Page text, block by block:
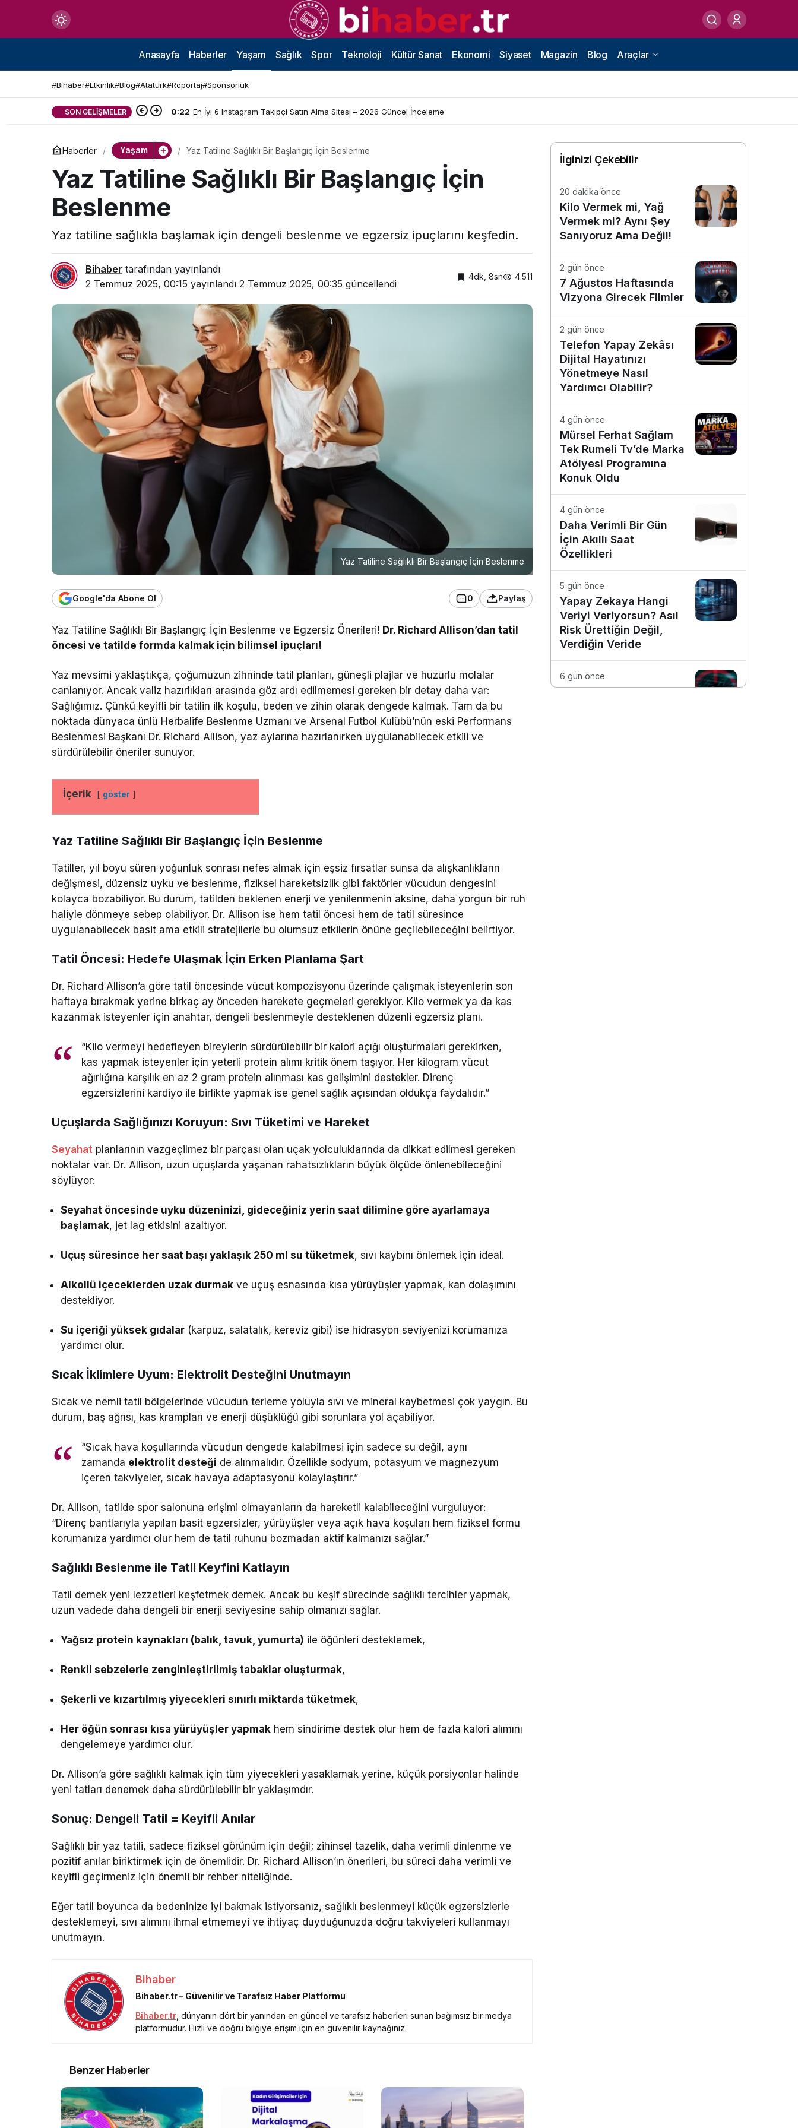
Mod
değiştir
Anasayfa Haberler Yaşam Sağlık Spor Teknoloji Kültür Sanat Ekonomi Siyaset Magazin Blog Araçlar
#Bihaber#Etkinlik#Blog#Atatürk#Röportaj#Sponsorluk
SON GELIŞMELER 0:22 En İyi 6 Instagram Takipçi Satın Alma Sitesi – 2026 Güncel İnceleme
Haberler Yaşam Yaz Tatiline Sağlıklı Bir Başlangıç İçin Beslenme
Yaz Tatiline Sağlıklı Bir Başlangıç İçin
Beslenme
Yaz tatiline sağlıkla başlamak için dengeli beslenme ve egzersiz ipuçlarını keşfedin.
Bihaber tarafından yayınlandı
2 Temmuz 2025, 00:15 yayınlandı 2 Temmuz 2025, 00:35 güncellendi
4dk, 8sn 4.511
Yaz Tatiline Sağlıklı Bir Başlangıç İçin Beslenme
Google'da Abone Ol 0 Paylaş
Yaz Tatiline Sağlıklı Bir Başlangıç İçin Beslenme ve Egzersiz Önerileri! Dr. Richard Allison’dan tatil
öncesi ve tatilde formda kalmak için bilimsel ipuçları!
Yaz mevsimi yaklaştıkça, çoğumuzun zihninde tatil planları, güneşli plajlar ve huzurlu molalar
canlanıyor. Ancak valiz hazırlıkları arasında göz ardı edilmemesi gereken bir detay daha var:
Sağlığımız. Çünkü keyifli bir tatilin ilk koşulu, beden ve zihin olarak dengede kalmak. Tam da bu
noktada dünyaca ünlü Herbalife Beslenme Uzmanı ve Arsenal Futbol Kulübü’nün eski Performans
Beslenmesi Başkanı Dr. Richard Allison, yaz aylarına hazırlanırken uygulanabilecek etkili ve
sürdürülebilir öneriler sunuyor.
İçerik göster
Yaz Tatiline Sağlıklı Bir Başlangıç İçin Beslenme
Tatiller, yıl boyu süren yoğunluk sonrası nefes almak için eşsiz fırsatlar sunsa da alışkanlıkların
değişmesi, düzensiz uyku ve beslenme, fiziksel hareketsizlik gibi faktörler vücudun dengesini
kolayca bozabiliyor. Bu durum, tatilden beklenen enerji ve yenilenmenin aksine, daha yorgun bir ruh
haliyle dönmeye sebep olabiliyor. Dr. Allison ise hem tatil öncesi hem de tatil süresince
uygulanabilecek basit ama etkili stratejilerle bu olumsuz etkilerin önüne geçilebileceğini belirtiyor.
Tatil Öncesi: Hedefe Ulaşmak İçin Erken Planlama Şart
Dr. Richard Allison’a göre tatil öncesinde vücut kompozisyonu üzerinde çalışmak isteyenlerin son
haftaya bırakmak yerine birkaç ay önceden harekete geçmeleri gerekiyor. Kilo vermek ya da kas
kazanmak isteyenler için anahtar, dengeli beslenmeyle desteklenen düzenli egzersiz planı.
“Kilo vermeyi hedefleyen bireylerin sürdürülebilir bir kalori açığı oluşturmaları gerekirken,
kas yapmak isteyenler için yeterli protein alımı kritik önem taşıyor. Her kilogram vücut
ağırlığına karşılık en az 2 gram protein alınması kas gelişimini destekler. Direnç
egzersizlerini kardiyo ile birlikte yapmak ise genel sağlık açısından oldukça faydalıdır.”
Uçuşlarda Sağlığınızı Koruyun: Sıvı Tüketimi ve Hareket
Seyahat planlarının vazgeçilmez bir parçası olan uçak yolculuklarında da dikkat edilmesi gereken
noktalar var. Dr. Allison, uzun uçuşlarda yaşanan rahatsızlıkların büyük ölçüde önlenebileceğini
söylüyor:
Seyahat öncesinde uyku düzeninizi, gideceğiniz yerin saat dilimine göre ayarlamaya
başlamak, jet lag etkisini azaltıyor.
Uçuş süresince her saat başı yaklaşık 250 ml su tüketmek, sıvı kaybını önlemek için ideal.
Alkollü içeceklerden uzak durmak ve uçuş esnasında kısa yürüyüşler yapmak, kan dolaşımını
destekliyor.
Su içeriği yüksek gıdalar (karpuz, salatalık, kereviz gibi) ise hidrasyon seviyenizi korumanıza
yardımcı olur.
Sıcak İklimlere Uyum: Elektrolit Desteğini Unutmayın
Sıcak ve nemli tatil bölgelerinde vücudun terleme yoluyla sıvı ve mineral kaybetmesi çok yaygın. Bu
durum, baş ağrısı, kas krampları ve enerji düşüklüğü gibi sorunlara yol açabiliyor.
“Sıcak hava koşullarında vücudun dengede kalabilmesi için sadece su değil, aynı
zamanda elektrolit desteği de alınmalıdır. Özellikle sodyum, potasyum ve magnezyum
içeren takviyeler, sıcak havaya adaptasyonu kolaylaştırır.”
Dr. Allison, tatilde spor salonuna erişimi olmayanların da hareketli kalabileceğini vurguluyor:
“Direnç bantlarıyla yapılan basit egzersizler, yürüyüşler veya açık hava koşuları hem fiziksel formu
korumanıza yardımcı olur hem de tatil ruhunu bozmadan aktif kalmanızı sağlar.”
Sağlıklı Beslenme ile Tatil Keyfini Katlayın
Tatil demek yeni lezzetleri keşfetmek demek. Ancak bu keşif sürecinde sağlıklı tercihler yapmak,
uzun vadede daha dengeli bir enerji seviyesine sahip olmanızı sağlar.
Yağsız protein kaynakları (balık, tavuk, yumurta) ile öğünleri desteklemek,
Renkli sebzelerle zenginleştirilmiş tabaklar oluşturmak,
Şekerli ve kızartılmış yiyecekleri sınırlı miktarda tüketmek,
Her öğün sonrası kısa yürüyüşler yapmak hem sindirime destek olur hem de fazla kalori alımını
dengelemeye yardımcı olur.
Dr. Allison’a göre sağlıklı kalmak için tüm yiyecekleri yasaklamak yerine, küçük porsiyonlar halinde
yeni tatları denemek daha sürdürülebilir bir yaklaşımdır.
Sonuç: Dengeli Tatil = Keyifli Anılar
Sağlıklı bir yaz tatili, sadece fiziksel görünüm için değil; zihinsel tazelik, daha verimli dinlenme ve
pozitif anılar biriktirmek için de önemlidir. Dr. Richard Allison’ın önerileri, bu süreci daha verimli ve
keyifli geçirmeniz için önemli bir rehber niteliğinde.
Eğer tatil boyunca da bedeninize iyi bakmak istiyorsanız, sağlıklı beslenmeyi küçük egzersizlerle
desteklemeyi, sıvı alımını ihmal etmemeyi ve ihtiyaç duyduğunuzda doğru takviyeleri kullanmayı
unutmayın.
Bihaber
Bihaber.tr – Güvenilir ve Tarafsız Haber Platformu
Bihaber.tr , dünyanın dört bir yanından en güncel ve tarafsız haberleri sunan bağımsız bir medya
platformudur. Hızlı ve doğru bilgiye erişim için en güvenilir kaynağınız.
Benzer Haberler
İlginizi Çekebilir
20 dakika önce
Kilo Vermek mi, Yağ
Vermek mi? Aynı Şey
Sanıyoruz Ama Değil!
2 gün önce
7 Ağustos Haftasında
Vizyona Girecek Filmler
2 gün önce
Telefon Yapay Zekâsı
Dijital Hayatınızı
Yönetmeye Nasıl
Yardımcı Olabilir?
4 gün önce
Mürsel Ferhat Sağlam
Tek Rumeli Tv’de Marka
Atölyesi Programına
Konuk Oldu
4 gün önce
Daha Verimli Bir Gün
İçin Akıllı Saat
Özellikleri
5 gün önce
Yapay Zekaya Hangi
Veriyi Veriyorsun? Asıl
Risk Ürettiğin Değil,
Verdiğin Veride
6 gün önce
E-Posta Kutunuz